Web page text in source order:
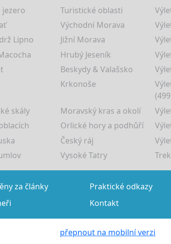
jezero Turistické oblasti
Východní Morava
Lipno Jižní Morava
Hrubý Jeseník
Beskydy & Valašsko
Krkonoše
skály Moravský kras a okolí
Orlické hory a podhůří
Český ráj
Vysoké Tatry
za články
Praktické odkazy
Kontakt
přepnout na mobilní verzi